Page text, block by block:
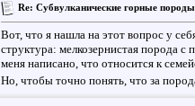
Re: Субвулканические горные породы
Вот, что я нашла на этот вопрос у
структура: мелкозернистая порода
меня написано, что относится к
Но, чтобы точно понять, что за